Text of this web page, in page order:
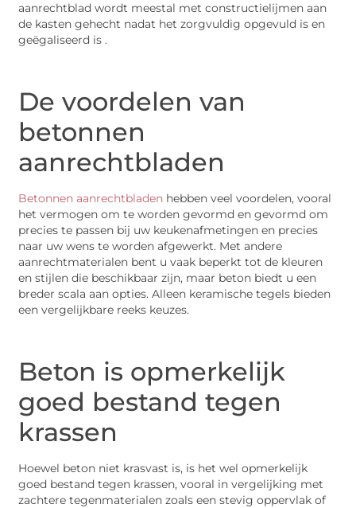
aanrechtblad wordt meestal met constructielijmen aan
de kasten gehecht nadat het zorgvuldig opgevuld is en
geëgaliseerd is .
De voordelen van
betonnen
aanrechtbladen
Betonnen aanrechtbladen hebben veel voordelen, vooral
het vermogen om te worden gevormd en gevormd om
precies te passen bij uw keukenafmetingen en precies
naar uw wens te worden afgewerkt. Met andere
aanrechtmaterialen bent u vaak beperkt tot de kleuren
en stijlen die beschikbaar zijn, maar beton biedt u een
breder scala aan opties. Alleen keramische tegels bieden
een vergelijkbare reeks keuzes.
Beton is opmerkelijk
goed bestand tegen
krassen
Hoewel beton niet krasvast is, is het wel opmerkelijk
goed bestand tegen krassen, vooral in vergelijking met
zachtere tegenmaterialen zoals een stevig oppervlak of